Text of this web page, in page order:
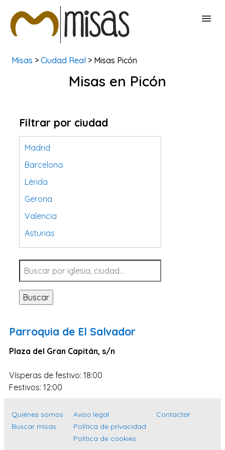
BUSCAR MISAS
Misas > Ciudad Real > Misas Picón
Misas en Picón
Filtrar por ciudad
Madrid
Barcelona
Lérida
Gerona
Valencia
Asturias
Tarragona
Navarra
Valladolid
Sevilla
Santa Cruz de Tenerife
Cantabria
Islas Baleares
Las Palmas
Buscar
Parroquia de El Salvador
Plaza del Gran Capitán, s/n
Vísperas de festivo: 18:00
Festivos: 12:00
Quiénes somos
Buscar misas
Aviso legal
Política de privacidad
Política de cookies
Contactar